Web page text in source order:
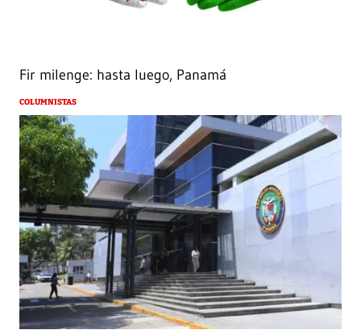
Fir milenge: hasta luego, Panamá
COLUMNISTAS